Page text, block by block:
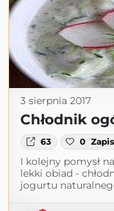
3 sierpnia 2017
Chłodnik
63 0
I kolejny pomysł
lekki obiad -
jogurtu